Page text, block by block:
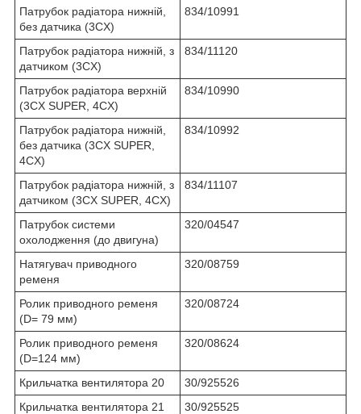
Патрубок радіатора нижній,
без датчика (3CX)
834/10991
Патрубок радіатора нижній, з
датчиком (3CX)
834/11120
Патрубок радіатора верхній
(3CX SUPER, 4CX)
834/10990
Патрубок радіатора нижній,
без датчика (3CX SUPER,
4CX)
834/10992
Патрубок радіатора нижній, з
датчиком (3CX SUPER, 4CX)
834/11107
Патрубок системи
охолодження (до двигуна)
320/04547
Натягувач приводного
ременя
320/08759
Ролик приводного ременя
(D= 79 мм)
320/08724
Ролик приводного ременя
(D=124 мм)
320/08624
Крильчатка вентилятора 20
30/925526
Крильчатка вентилятора 21
30/925525